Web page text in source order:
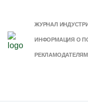
ЖУРНАЛ
ИНФОРМАЦИЯ О
РЕКЛАМОДАТЕЛЯМ